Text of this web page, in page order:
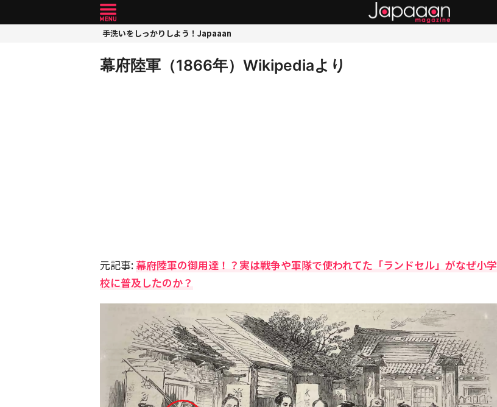
手洗いをしっかりしよう！Japaaan
幕府陸軍（1866年）Wikipediaより
元記事: 幕府陸軍の御用達！？実は戦争や軍隊で使われてた「ランドセル」がなぜ小学
校に普及したのか？